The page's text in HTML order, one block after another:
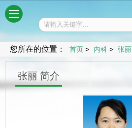
您所在的位置： 首页 > 内科 > 张丽
张丽 简介